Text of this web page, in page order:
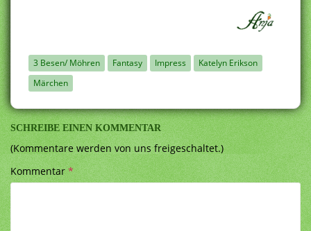
3 Besen/ Möhren Fantasy Impress
Katelyn Erikson
Märchen
SCHREIBE EINEN KOMMENTAR
(Kommentare werden von uns freigeschaltet.)
Kommentar*